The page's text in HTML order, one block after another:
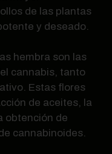
de las plantas
y deseado.
hembra son las
cannabis, tanto
Estas flores
de aceites, la
obtención de
cannabinoides.